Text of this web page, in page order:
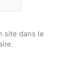
site dans le